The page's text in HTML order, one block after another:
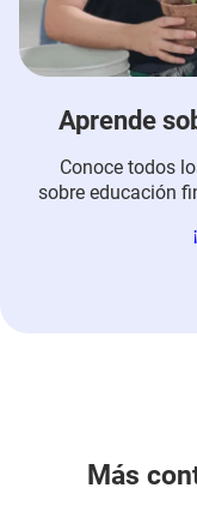
Aprende
Conoce todos
sobre educación
tus
Más